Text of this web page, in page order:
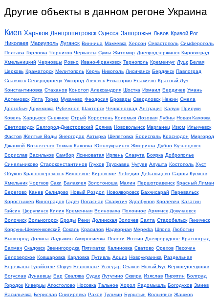
Другие объекты в данном регоне Украина
Киев Харьков Днепропетровск Одесса Запорожье Львов Кривой Рог
Николаев Мариуполь Луганск Винница Макеевка Херсон Севастополь Симферополь
Полтава Горловка Чернигов Черкассы Сумы Житомир Днепродзержинск Кировоград
Хмельницкий Черновцы Ровно Ивано-Франковск Тернополь Кременчуг Луцк Белая
Церковь Краматорск Мелитополь Керчь Никополь Лисичанск Бердянск Павлоград
Славянск Северодонецк Ужгород Алчевск Евпатория Енакиево Красный Луч
Константиновка Стаханов Конотоп Александрия Шостка Измаил Бердичев Умань
Артемовск Ялта Торез Мукачево Феодосия Бровары Свердловск Нежин Смела
Дрогобыч Дружковка Рубежное Шахтерск Червоноград Антрацит Калуш Прилуки
Ковель Харцызск Снежное Стрый Коростень Коломыя Лозовая Лубны Новая Каховка
Светловодск Белгород-Днестровский Брянка Нововолынск Марганец Изюм Ильичевск
Фастов Желтые Воды Энергодар Ахтырка Шепетовка Борисполь Краснодон Миргород
Джанкой Вознесенск Токмак Каховка Южноукраинск Жмеринка Дубно Кузнецовск
Борислав Васильков Самбор Ясиноватая Ирпень Славута Боярка Доброполье
Синельниково Староконстантинов Глухов Трускавец Чугуев Алушта Костополь Хуст
Обухов Красноперекопск Вишневое Кировское Лебедин Дебальцево Сарны Купянск
Хмельник Чортков Саки Балаклея Золотоноша Малин Першотравенск Красный Лиман
Берегово Канев Селидово Новый Роздол Новояворовск Бахчисарай Перевальск
Коростышев Виноградов Гадяч Попасная Славутич Здолбунов Кролевец Казатин
Гайсин Цюрупинск Килия Кременная Волноваха Полонное Армянск Докучаевск
Волочиск Вольногорск Броды Рени Долинская Золочев Балта Старобельск Геническ
Корсунь-Шевченковский Сокаль Красилов Надворная Мерефа Шпола Люботин
Вышгород Долина Ладыжин Амвросиевка Пологи Яготин Днепрорудное Красноград
Бахмач Скадовск Звенигородка Пятихатки Калиновка Сватово Орехов Песочин
Белозерское Ковшаровка Карловка Путивль Арциз Новоукраинка Раздельная
Бережаны Гуляйполе Овруч Белополье Угледар Очаков Новый Буг Верхнеднепровск
Богуслав Дунаевцы Бар Свалява Судак Лутугино Сквира Изяслав Пирятин Болград
Городок Киверцы Апостолово Носовка Тальное Хорол Радомышль Богодухов Змиев
Васильевка Берислав Снигиревка Рахов Тульчин Бурштын Вольнянск Жашков